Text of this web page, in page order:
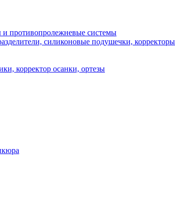
противопролежневые системы
силиконовые подушечки,
корректор осанки, ортезы